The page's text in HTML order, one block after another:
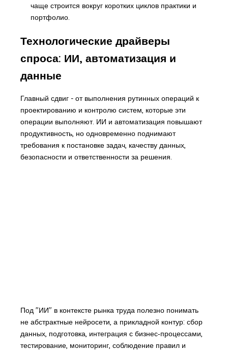
чаще строится вокруг коротких циклов практики и
портфолио.
Технологические драйверы
спроса: ИИ, автоматизация и
данные
Главный сдвиг - от выполнения рутинных операций к
проектированию и контролю систем, которые эти
операции выполняют. ИИ и автоматизация повышают
продуктивность, но одновременно поднимают
требования к постановке задач, качеству данных,
безопасности и ответственности за решения.
Под "ИИ" в контексте рынка труда полезно понимать
не абстрактные нейросети, а прикладной контур: сбор
данных, подготовка, интеграция с бизнес‑процессами,
тестирование, мониторинг, соблюдение правил и